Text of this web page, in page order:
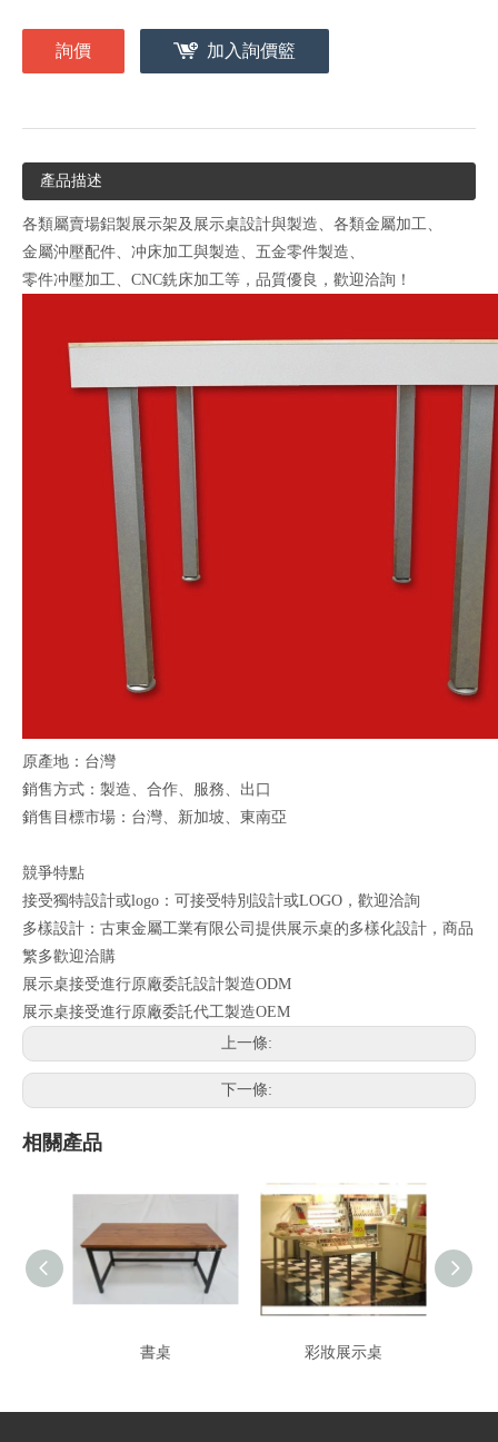
詢價 加入詢價籃
產品描述
各類屬賣場鋁製展示架及展示桌設計與製造、各類金屬加工、
金屬沖壓配件、冲床加工與製造、五金零件製造、
零件冲壓加工、CNC銑床加工等，品質優良，歡迎洽詢！
原產地：台灣
銷售方式：製造、合作、服務、出口
銷售目標市場：台灣、新加坡、東南亞
競爭特點
接受獨特設計或logo：可接受特別設計或LOGO，歡迎洽詢
多樣設計：古東金屬工業有限公司提供展示桌的多樣化設計，商品
繁多歡迎洽購
展示桌接受進行原廠委託設計製造ODM
展示桌接受進行原廠委託代工製造OEM
上一條:
下一條:
相關產品
書桌 彩妝展示桌